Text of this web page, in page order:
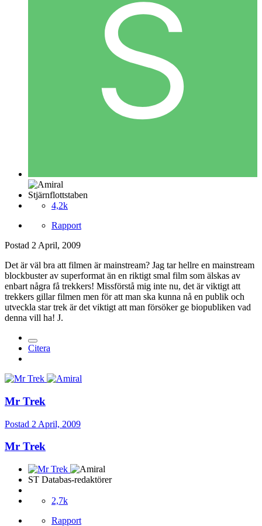
Stjärnflottstaben
4,2k
Rapport
Postad 2 April, 2009
Det är väl bra att filmen är mainstream? Jag tar hellre en mainstream
blockbuster av superformat än en riktigt smal film som älskas av
enbart några få trekkers! Missförstå mig inte nu, det är viktigt att
trekkers gillar filmen men för att man ska kunna nå en publik och
utveckla star trek är det viktigt att man försöker ge biopubliken vad
denna vill ha! J.
Citera
Mr Trek
Postad 2 April, 2009
Mr Trek
ST Databas-redaktörer
2,7k
Rapport